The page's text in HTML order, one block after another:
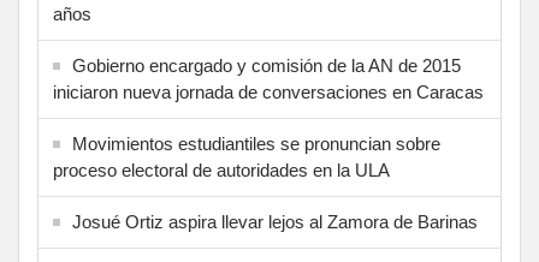
años
Gobierno encargado y comisión de la AN de 2015
iniciaron nueva jornada de conversaciones en Caracas
Movimientos estudiantiles se pronuncian sobre
proceso electoral de autoridades en la ULA
Josué Ortiz aspira llevar lejos al Zamora de Barinas